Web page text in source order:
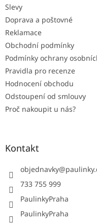
Slevy
Doprava a poštovné
Reklamace
Obchodní podmínky
Podmínky ochrany
Pravidla pro recenze
Hodnocení obchodu
Odstoupení od smlouvy
Proč nakoupit u nás?
Kontakt
objednavky@
733 755 999
PaulinkyPraha
PaulinkyPraha